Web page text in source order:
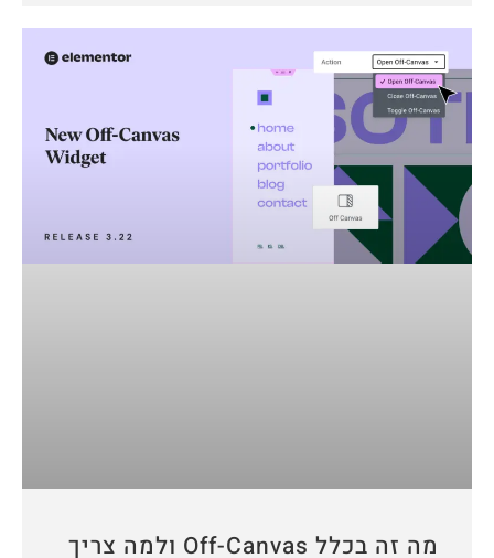
מה זה בכלל Off-Canvas ולמה צריך